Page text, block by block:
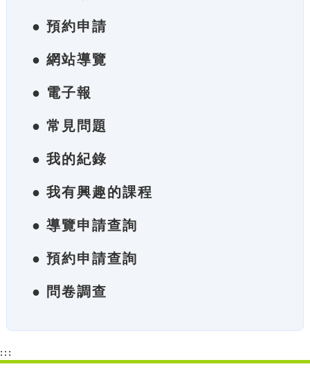
● 預約申請
● 網站導覽
● 電子報
● 常見問題
● 我的紀錄
● 我有興趣的課程
● 導覽申請查詢
● 預約申請查詢
● 問卷調查
:::